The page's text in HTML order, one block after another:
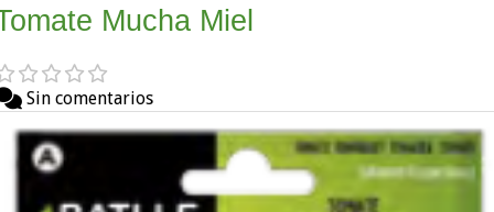
Mucha Miel
Sin comentarios